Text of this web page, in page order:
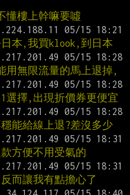
懂樓上幹嘛要噓
本,我買klook,到日本
無限流量的馬上退掉,
選擇,出現折價券更便宜
能給線上退?差沒多少
方便不用受氣的
而讓我有點擔心了